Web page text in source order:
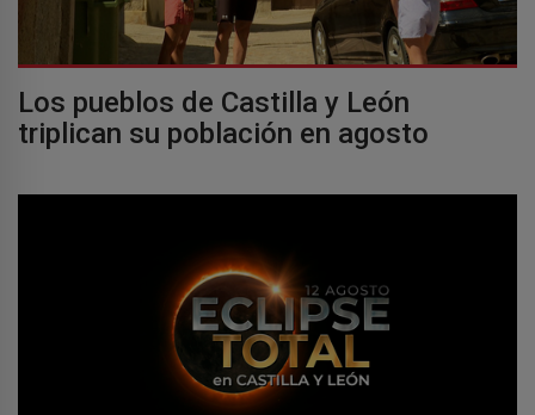
Los pueblos de Castilla y León
triplican su población en agosto